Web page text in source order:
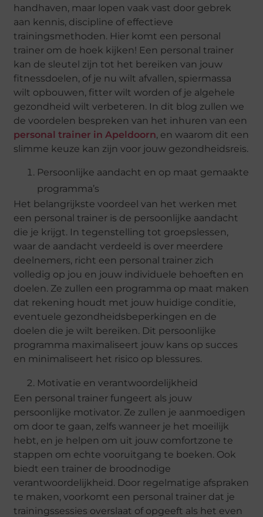
handhaven, maar lopen vaak vast door gebrek
aan kennis, discipline of effectieve
trainingsmethoden. Hier komt een personal
trainer om de hoek kijken! Een personal trainer
kan de sleutel zijn tot het bereiken van jouw
fitnessdoelen, of je nu wilt afvallen, spiermassa
wilt opbouwen, fitter wilt worden of je algehele
gezondheid wilt verbeteren. In dit blog zullen we
de voordelen bespreken van het inhuren van een
personal trainer in Apeldoorn, en waarom dit een
slimme keuze kan zijn voor jouw gezondheidsreis.
Persoonlijke aandacht en op maat gemaakte
programma’s
Het belangrijkste voordeel van het werken met
een personal trainer is de persoonlijke aandacht
die je krijgt. In tegenstelling tot groepslessen,
waar de aandacht verdeeld is over meerdere
deelnemers, richt een personal trainer zich
volledig op jou en jouw individuele behoeften en
doelen. Ze zullen een programma op maat maken
dat rekening houdt met jouw huidige conditie,
eventuele gezondheidsbeperkingen en de
doelen die je wilt bereiken. Dit persoonlijke
programma maximaliseert jouw kans op succes
en minimaliseert het risico op blessures.
Motivatie en verantwoordelijkheid
Een personal trainer fungeert als jouw
persoonlijke motivator. Ze zullen je aanmoedigen
om door te gaan, zelfs wanneer je het moeilijk
hebt, en je helpen om uit jouw comfortzone te
stappen om echte vooruitgang te boeken. Ook
biedt een trainer de broodnodige
verantwoordelijkheid. Door regelmatige afspraken
te maken, voorkomt een personal trainer dat je
trainingssessies overslaat of opgeeft als het even